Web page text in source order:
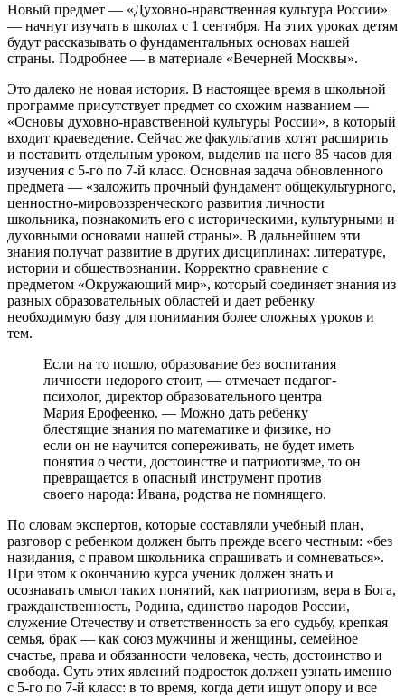
Новый предмет — «Духовно-нравственная культура России»
— начнут изучать в школах с 1 сентября. На этих уроках детям
будут рассказывать о фундаментальных основах нашей
страны. Подробнее — в материале «Вечерней Москвы».
Это далеко не новая история. В настоящее время в школьной
программе присутствует предмет со схожим названием —
«Основы духовно-нравственной культуры России», в который
входит краеведение. Сейчас же факультатив хотят расширить
и поставить отдельным уроком, выделив на него 85 часов для
изучения с 5-го по 7-й класс. Основная задача обновленного
предмета — «заложить прочный фундамент общекультурного,
ценностно-мировоззренческого развития личности
школьника, познакомить его с историческими, культурными и
духовными основами нашей страны». В дальнейшем эти
знания получат развитие в других дисциплинах: литературе,
истории и обществознании. Корректно сравнение с
предметом «Окружающий мир», который соединяет знания из
разных образовательных областей и дает ребенку
необходимую базу для понимания более сложных уроков и
тем.
Если на то пошло, образование без воспитания
личности недорого стоит, — отмечает педагог-
психолог, директор образовательного центра
Мария Ерофеенко. — Можно дать ребенку
блестящие знания по математике и физике, но
если он не научится сопереживать, не будет иметь
понятия о чести, достоинстве и патриотизме, то он
превращается в опасный инструмент против
своего народа: Ивана, родства не помнящего.
По словам экспертов, которые составляли учебный план,
разговор с ребенком должен быть прежде всего честным: «без
назидания, с правом школьника спрашивать и сомневаться».
При этом к окончанию курса ученик должен знать и
осознавать смысл таких понятий, как патриотизм, вера в Бога,
гражданственность, Родина, единство народов России,
служение Отечеству и ответственность за его судьбу, крепкая
семья, брак — как союз мужчины и женщины, семейное
счастье, права и обязанности человека, честь, достоинство и
свобода. Суть этих явлений подросток должен узнать именно
с 5-го по 7-й класс: в то время, когда дети ищут опору и все